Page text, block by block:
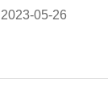
2023-05-26